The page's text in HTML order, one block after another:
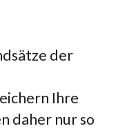
der
Ihre
daher nur so